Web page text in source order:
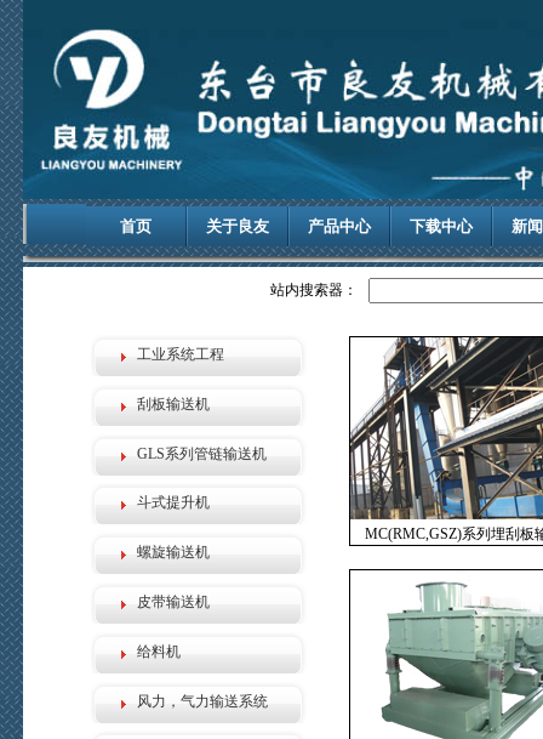
首页 关于良友 产品中心 下载中心 新
站内搜索器：
工业系统工程
刮板输送机
GLS系列管链输送机
斗式提升机
螺旋输送机
皮带输送机
给料机
风力，气力输送系统
MC(RMC,GSZ)系列埋刮板